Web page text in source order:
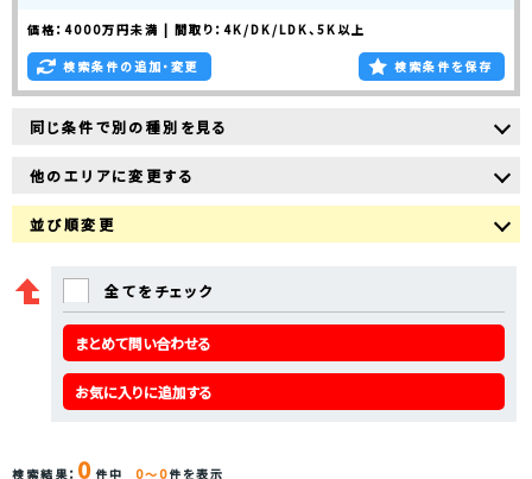
価格：4000万円未満 | 間取り：4K/DK/LDK、5K以上
検索条件の追加・変更 検索条件を保存
同じ条件で別の種別を見る
他のエリアに変更する
並び順変更
全てをチェック
まとめて問い合わせる
お気に入りに追加する
検索結果： 0 件中 0～0件を表示